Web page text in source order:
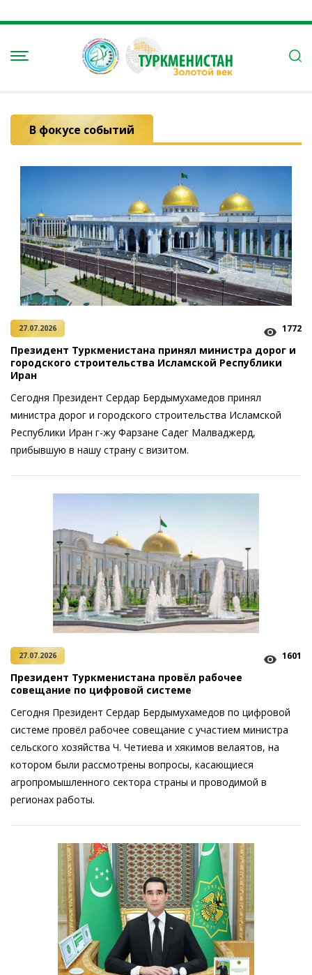
В фокусе событий
27.07.2026 1772
Президент Туркменистана принял министра дорог и
городского строительства Исламской Республики
Иран
Сегодня Президент Сердар Бердымухамедов принял
министра дорог и городского строительства Исламской
Республики Иран г-жу Фарзане Садег Малваджерд,
прибывшую в нашу страну с визитом.
27.07.2026 1601
Президент Туркменистана провёл рабочее
совещание по цифровой системе
Сегодня Президент Сердар Бердымухамедов по цифровой
системе провёл рабочее совещание с участием министра
сельского хозяйства Ч. Четиева и хякимов велаятов, на
котором были рассмотрены ­вопросы, касающиеся
агропромышленного сектора страны и проводимой в
регионах работы.